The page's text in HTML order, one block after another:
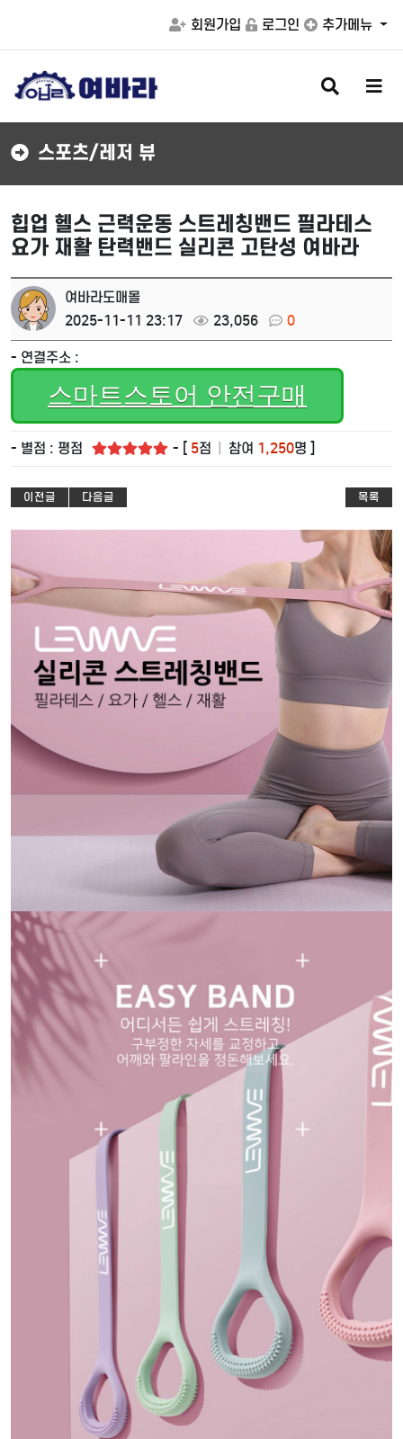
회원가입 로그인 추가메뉴
검
색
버
메
버
스포츠/레저 뷰
힙업 헬스 근력운동 스트레칭밴드 필라테스
요가 재활 탄력밴드 실리콘 고탄성 여바라
여바라도매몰
2025-11-11 23:17
23,056 0
- 연결주소 :
스마트스토어 안전구매
- 별점 : 평점 - [ 5점 참여 1,250명 ]
이전글 다음글 목록